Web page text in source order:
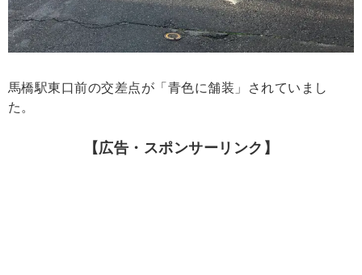
馬橋駅東口前の交差点が「青色に舗装」されていまし
た。
【広告・スポンサーリンク】